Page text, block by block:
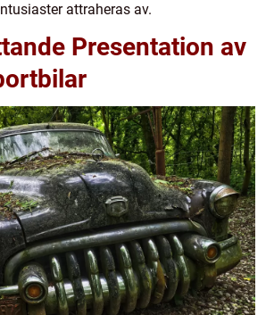
attraheras av.
Presentation av